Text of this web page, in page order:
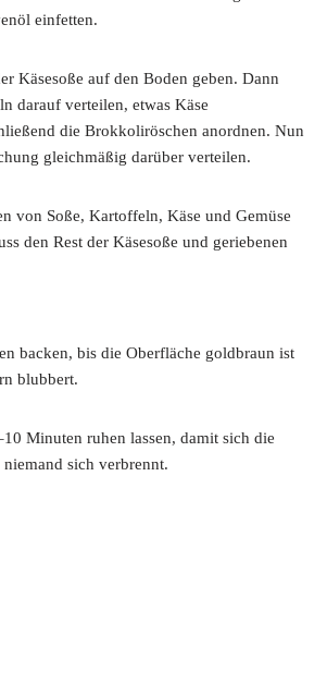
einfetten.
Käsesoße auf den Boden geben. Dann
darauf verteilen, etwas Käse
die Brokkoliröschen anordnen. Nun
gleichmäßig darüber verteilen.
von Soße, Kartoffeln, Käse und Gemüse
den Rest der Käsesoße und geriebenen
backen, bis die Oberfläche goldbraun ist
blubbert.
Minuten ruhen lassen, damit sich die
niemand sich verbrennt.